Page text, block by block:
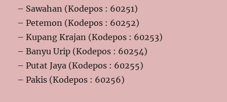
– Sawahan (Kodepos : 60251)
– Petemon (Kodepos : 60252)
– Kupang Krajan (Kodepos : 60253)
– Banyu Urip (Kodepos : 60254)
– Putat Jaya (Kodepos : 60255)
– Pakis (Kodepos : 60256)